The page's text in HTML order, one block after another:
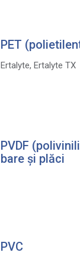
PET
Ertalyte, Ertalyte TX
PVDF
bare și plăci
PVC